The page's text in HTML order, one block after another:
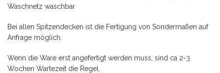
Waschnetz waschbar
Bei allen Spitzendecken ist die Fertigung von Sondermaßen auf
Anfrage möglich.
Wenn die Ware erst angefertigt werden muss, sind ca 2-3
Wochen Wartezeit die Regel.